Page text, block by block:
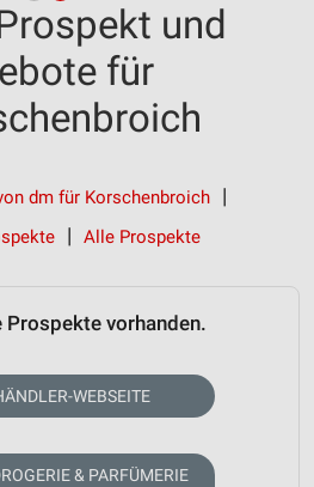
und
für
dm für Korschenbroich
Alle Prospekte
Prospekte vorhanden.
WEBSEITE
& PARFÜMERIE